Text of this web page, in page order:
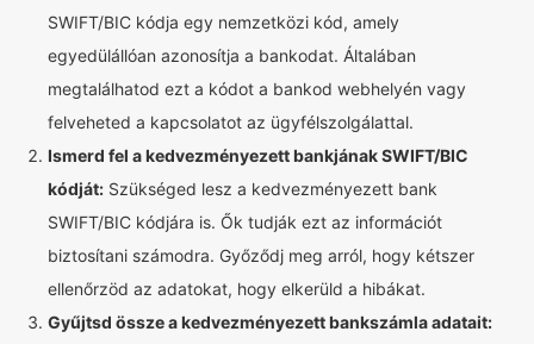
SWIFT/BIC kódja egy nemzetközi kód, amely
egyedülállóan azonosítja a bankodat. Általában
megtalálhatod ezt a kódot a bankod webhelyén vagy
felveheted a kapcsolatot az ügyfélszolgálattal.
Ismerd fel a kedvezményezett bankjának SWIFT/BIC
kódját: Szükséged lesz a kedvezményezett bank
SWIFT/BIC kódjára is. Ők tudják ezt az információt
biztosítani számodra. Győződj meg arról, hogy kétszer
ellenőrzöd az adatokat, hogy elkerüld a hibákat.
Gyűjtsd össze a kedvezményezett bankszámla adatait: